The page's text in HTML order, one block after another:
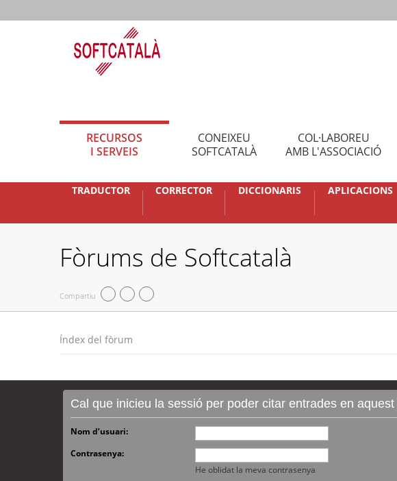
RECURSOS
I SERVEIS
CONEIXEU
SOFTCATALÀ
COL·LABOREU
AMB L'ASSOCIACIÓ
TRADUCTOR CORRECTOR DICCIONARIS APLICACIONS
Fòrums de Softcatalà
Compartiu
Índex del fòrum
Cal que inicieu la sessió per poder citar entrades en aquest
Nom d’usuari:
Contrasenya:
He oblidat la meva contrasenya